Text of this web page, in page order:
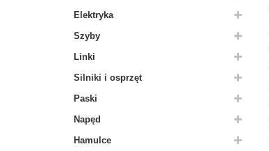
Elektryka
Szyby
Linki
Silniki i osprzęt
Paski
Napęd
Hamulce